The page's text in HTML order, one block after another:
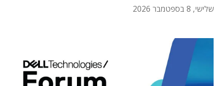
שלישי, 8 בספטמבר 2026